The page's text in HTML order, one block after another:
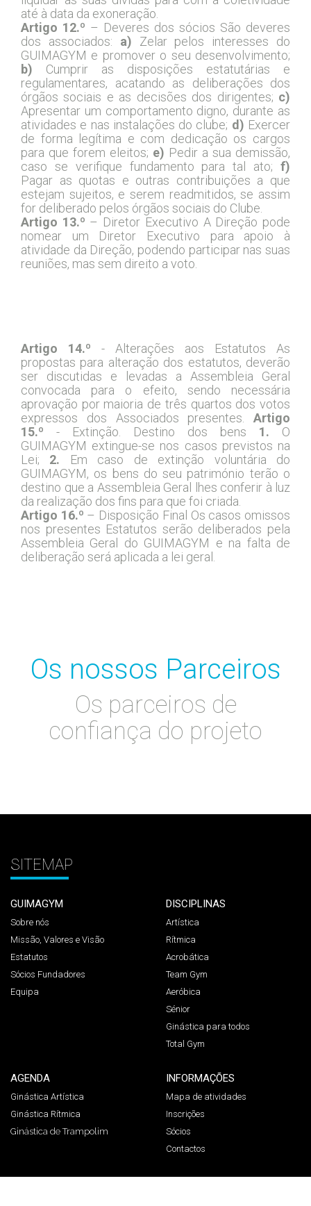
até à data da exoneração.
Artigo 12.º – Deveres dos sócios São deveres
dos associados: a) Zelar pelos interesses do
GUIMAGYM e promover o seu desenvolvimento;
b) Cumprir as disposições estatutárias e
regulamentares, acatando as deliberações dos
órgãos sociais e as decisões dos dirigentes; c)
Apresentar um comportamento digno, durante as
atividades e nas instalações do clube; d) Exercer
de forma legítima e com dedicação os cargos
para que forem eleitos; e) Pedir a sua demissão,
caso se verifique fundamento para tal ato; f)
Pagar as quotas e outras contribuições a que
estejam sujeitos, e serem readmitidos, se assim
for deliberado pelos órgãos sociais do Clube.
Artigo 13.º – Diretor Executivo A Direção pode
nomear um Diretor Executivo para apoio à
atividade da Direção, podendo participar nas suas
reuniões, mas sem direito a voto.
Artigo 14.º - Alterações aos Estatutos As
propostas para alteração dos estatutos, deverão
ser discutidas e levadas a Assembleia Geral
convocada para o efeito, sendo necessária
aprovação por maioria de três quartos dos votos
expressos dos Associados presentes. Artigo
15.º - Extinção. Destino dos bens 1. O
GUIMAGYM extingue-se nos casos previstos na
Lei; 2. Em caso de extinção voluntária do
GUIMAGYM, os bens do seu património terão o
destino que a Assembleia Geral lhes conferir à luz
da realização dos fins para que foi criada.
Artigo 16.º – Disposição Final Os casos omissos
nos presentes Estatutos serão deliberados pela
Assembleia Geral do GUIMAGYM e na falta de
deliberação será aplicada a lei geral.
Os nossos Parceiros
Os parceiros de
confiança do projeto
SITEMAP
GUIMAGYM
Sobre nós
Missão, Valores e Visão
Estatutos
Sócios Fundadores
Equipa
DISCIPLINAS
Artística
Rítmica
Acrobática
Team Gym
Aeróbica
Sénior
Ginástica para todos
Total Gym
AGENDA
Ginástica Artística
Ginástica Rítmica
Ginástica de Trampolim
INFORMAÇÕES
Mapa de atividades
Inscrições
Sócios
Contactos